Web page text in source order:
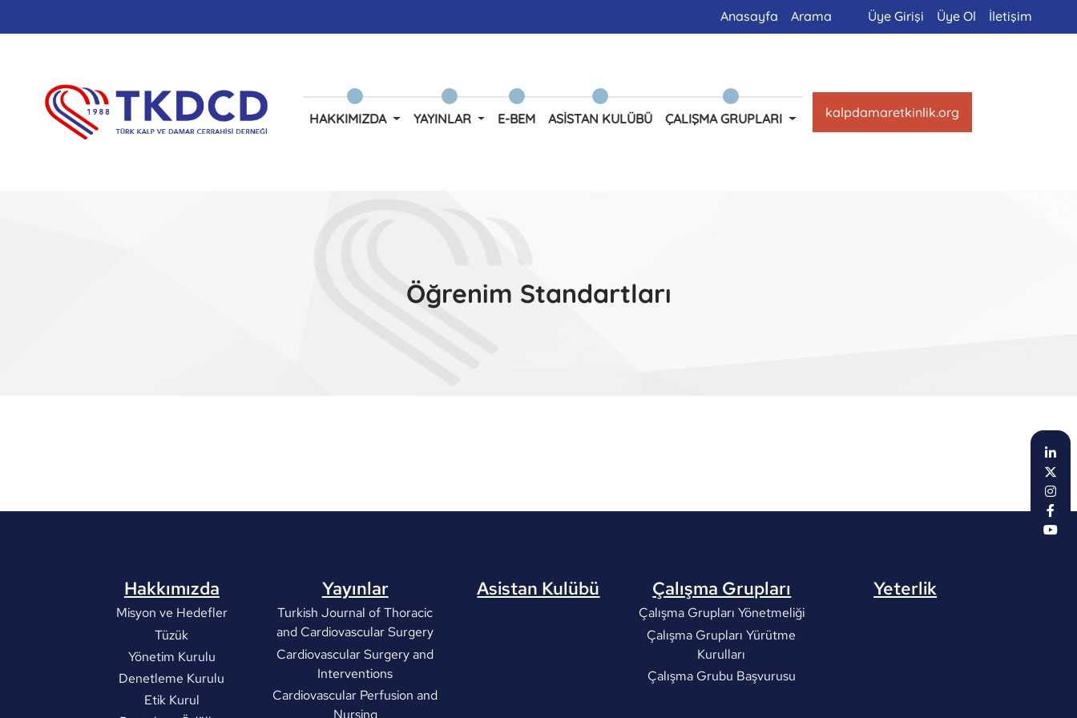
Anasayfa Arama Üye Girişi Üye Ol İletişim
HAKKIMIZDA YAYINLAR E-BEM ASISTAN KULÜBÜ ÇALIŞMA GRUPLARI kalpdamaretkinlik.org
Öğrenim Standartları
Hakkımızda
Misyon ve Hedefler
Tüzük
Yönetim Kurulu
Denetleme Kurulu
Etik Kurul
Yayınlar
Turkish Journal of Thoracic
and Cardiovascular Surgery
Cardiovascular Surgery and
Interventions
Cardiovascular Perfusion and
Nursing
Asistan Kulübü Çalışma Grupları
Çalışma Grupları Yönetmeliği
Çalışma Grupları Yürütme
Kurulları
Çalışma Grubu Başvurusu
Yeterlik